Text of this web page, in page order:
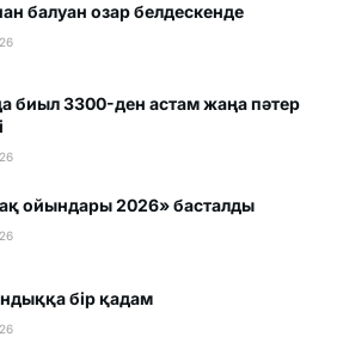
балуан озар белдескенде
биыл 3300-ден астам жаңа пәтер
ойындары 2026» басталды
бір қадам